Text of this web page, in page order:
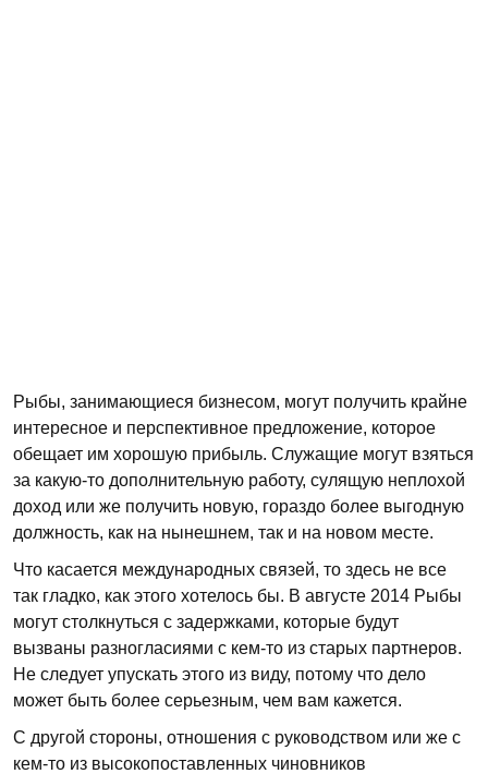
Рыбы, занимающиеся бизнесом, могут получить крайне
интересное и перспективное предложение, которое
обещает им хорошую прибыль. Служащие могут взяться
за какую-то дополнительную работу, сулящую неплохой
доход или же получить новую, гораздо более выгодную
должность, как на нынешнем, так и на новом месте.
Что касается международных связей, то здесь не все
так гладко, как этого хотелось бы. В августе 2014 Рыбы
могут столкнуться с задержками, которые будут
вызваны разногласиями с кем-то из старых партнеров.
Не следует упускать этого из виду, потому что дело
может быть более серьезным, чем вам кажется.
С другой стороны, отношения с руководством или же с
кем-то из высокопоставленных чиновников